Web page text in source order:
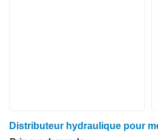
Distributeur hydraulique pour